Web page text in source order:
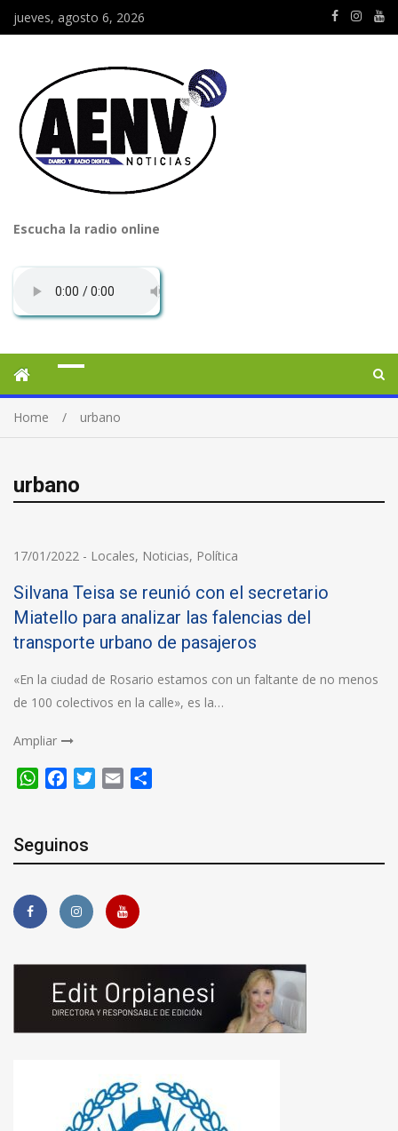
jueves, agosto 6, 2026
Escucha la radio online
Home urbano
urbano
17/01/2022 - Locales, Noticias, Política
Silvana Teisa se reunió con el secretario
Miatello para analizar las falencias del
transporte urbano de pasajeros
«En la ciudad de Rosario estamos con un faltante de no menos
de 100 colectivos en la calle», es la…
Ampliar
WhatsApp
FacebookTwitter
Email
Seguinos